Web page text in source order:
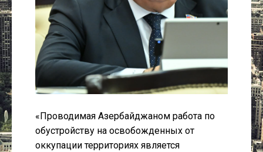
«Проводимая Азербайджаном работа по
обустройству на освобожденных от
оккупации территориях является